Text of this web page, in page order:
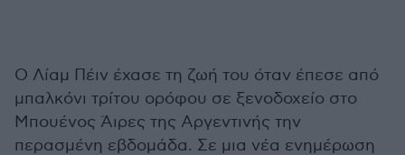
Ο Λίαμ Πέιν έχασε τη ζωή του όταν έπεσε από
μπαλκόνι τρίτου ορόφου σε ξενοδοχείο στο
Μπουένος Άιρες της Αργεντινής την
περασμένη εβδομάδα. Σε μια νέα ενημέρωση